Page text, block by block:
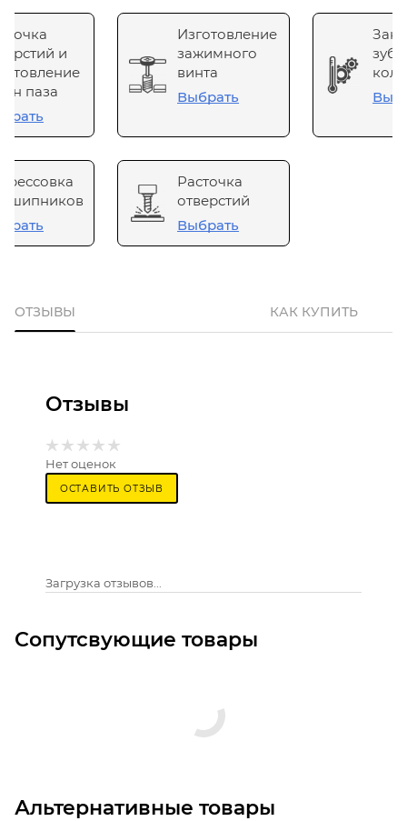
и
паза
Изготовление
зажимного
винта
Выбрать
Расточка
отверстий
Выбрать
ОТЗЫВЫ КАК КУПИТЬ
Отзывы
Нет оценок
ОСТАВИТЬ ОТЗЫВ
Загрузка отзывов...
Сопутсвующие товары
Альтернативные товары